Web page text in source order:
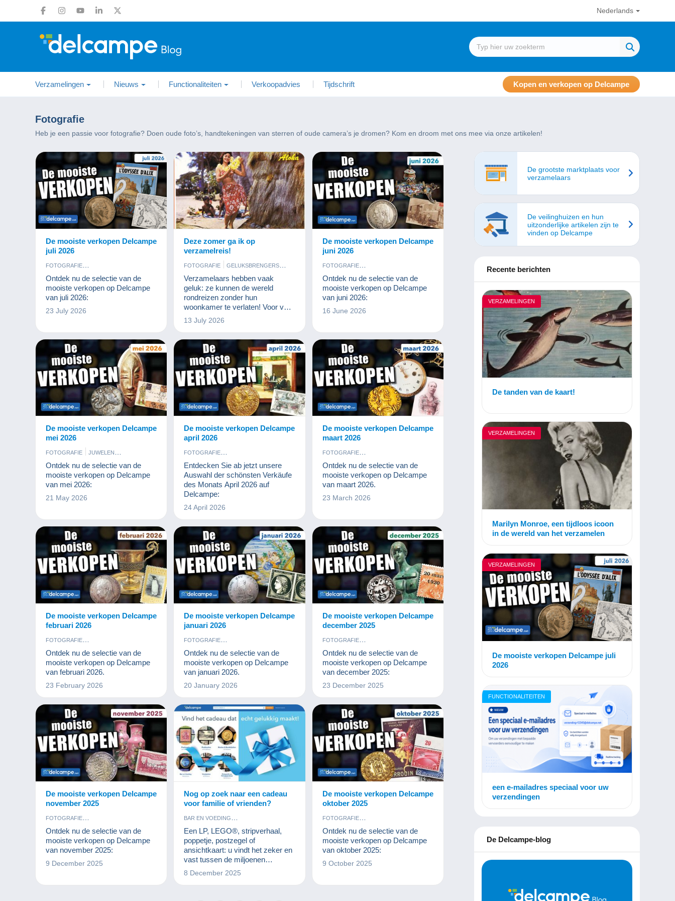
Nederlands
Verzamelingen Nieuws Functionaliteiten Verkoopadvies Tijdschrift Kopen en verkopen op Delcampe
Fotografie
Heb je een passie voor fotografie? Doen oude foto’s, handtekeningen van sterren of oude camera’s je dromen? Kom en droom met ons mee via onze artikelen!
De mooiste verkopen Delcampe
juli 2026
FOTOGRAFIE
KUNST EN ANTIQUITEITEN
MUNTEN EN BANKBILJETTEN
POSTKAARTEN
POSTZEGELS
STRIPVERHALEN
Ontdek nu de selectie van de
mooiste verkopen op Delcampe
van juli 2026:
23 July 2026
Deze zomer ga ik op
verzamelreis!
FOTOGRAFIE
GELUKSBRENGERS
JUWELEN
KUNST EN ANTIQUITEITEN
MODERNE VERZAMELKAARTEN
MUNTEN EN BANKBILJETTEN
POSTKAARTEN
POSTZEGELS
Verzamelaars hebben vaak
geluk: ze kunnen de wereld
rondreizen zonder hun
woonkamer te verlaten! Voor veel
liefhebbers is verzamelen een
echte uitnodiging tot reizen
om postzegels, ansichtkaarten,
munten of antieke voorwerpen,
elk stuk vertelt een verhaal uit
een andere wereld. En Delcampe
is een fantastisch reisbureau!
13 July 2026
De mooiste verkopen Delcampe
juni 2026
FOTOGRAFIE
KUNST EN ANTIQUITEITEN
MUNTEN EN BANKBILJETTEN
OUDE DOCUMENTEN
POSTKAARTEN
POSTZEGELS
Ontdek nu de selectie van de
mooiste verkopen op Delcampe
van juni 2026:
16 June 2026
De mooiste verkopen Delcampe
mei 2026
FOTOGRAFIE
JUWELEN
KUNST EN ANTIQUITEITEN
MUNTEN EN BANKBILJETTEN
PARFUM
POSTKAARTEN
Ontdek nu de selectie van de
mooiste verkopen op Delcampe
van mei 2026:
21 May 2026
De mooiste verkopen Delcampe
april 2026
FOTOGRAFIE
KUNST EN ANTIQUITEITEN
MUNTEN EN BANKBILJETTEN
POSTKAARTEN
POSTZEGELS
Entdecken Sie ab jetzt unsere
Auswahl der schönsten Verkäufe
des Monats April 2026 auf
Delcampe:
24 April 2026
De mooiste verkopen Delcampe
maart 2026
FOTOGRAFIE
KUNST EN ANTIQUITEITEN
MUNTEN EN BANKBILJETTEN
POSTKAARTEN
Ontdek nu de selectie van de
mooiste verkopen op Delcampe
van maart 2026.
23 March 2026
De mooiste verkopen Delcampe
februari 2026
FOTOGRAFIE
KUNST EN ANTIQUITEITEN
MUNTEN EN BANKBILJETTEN
POSTKAARTEN
POSTZEGELS
Ontdek nu de selectie van de
mooiste verkopen op Delcampe
van februari 2026.
23 February 2026
De mooiste verkopen Delcampe
januari 2026
FOTOGRAFIE
KUNST EN ANTIQUITEITEN
MUNTEN EN BANKBILJETTEN
POSTKAARTEN
POSTZEGELS
Ontdek nu de selectie van de
mooiste verkopen op Delcampe
van januari 2026.
20 January 2026
De mooiste verkopen Delcampe
december 2025
FOTOGRAFIE
KUNST EN ANTIQUITEITEN
MUNTEN EN BANKBILJETTEN
POSTKAARTEN
POSTZEGELS
Ontdek nu de selectie van de
mooiste verkopen op Delcampe
van december 2025:
23 December 2025
De mooiste verkopen Delcampe
november 2025
FOTOGRAFIE
KUNST EN ANTIQUITEITEN
MUNTEN EN BANKBILJETTEN
POSTKAARTEN
POSTZEGELS
Ontdek nu de selectie van de
mooiste verkopen op Delcampe
van november 2025:
9 December 2025
Nog op zoek naar een cadeau
voor familie of vrienden?
BAR EN VOEDING
BOEKEN EN TIJDSCHRIFTEN
FOTOGRAFIE
JUWELEN
KUNST EN ANTIQUITEITEN
MUNTEN EN BANKBILJETTEN
OUDE DOCUMENTEN
POSTZEGELS
SPELLETJES
Een LP, LEGO®, stripverhaal,
poppetje, postzegel of
ansichtkaart: u vindt het zeker en
vast tussen de miljoenen
verzamelobjecten die Delcampe
8 December 2025
De mooiste verkopen Delcampe
oktober 2025
FOTOGRAFIE
KUNST EN ANTIQUITEITEN
MUNTEN EN BANKBILJETTEN
POSTKAARTEN
POSTZEGELS
Ontdek nu de selectie van de
mooiste verkopen op Delcampe
van oktober 2025:
9 October 2025
De grootste marktplaats voor
verzamelaars
De veilinghuizen en hun
uitzonderlijke artikelen zijn te
vinden op Delcampe
Recente berichten
VERZAMELINGEN
De tanden van de kaart!
VERZAMELINGEN
Marilyn Monroe, een tijdloos icoon
in de wereld van het verzamelen
VERZAMELINGEN
De mooiste verkopen Delcampe juli
2026
FUNCTIONALITEITEN
een e-mailadres speciaal voor uw
verzendingen
De Delcampe-blog